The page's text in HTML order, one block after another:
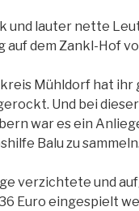
und lauter nette
dem Zankl-Hof
Mühldorf hat
Und bei
war es ein
Balu zu
verzichtete und
Euro eingespielt